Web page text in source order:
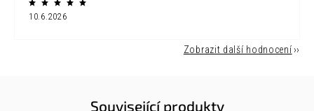
10.6.2026
Zobrazit další hodnocení
Související produkty